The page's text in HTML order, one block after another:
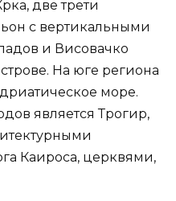
две трети
с вертикальными
и Висовачко
На юге региона
море.
является Трогир,
Каироса, церквями,